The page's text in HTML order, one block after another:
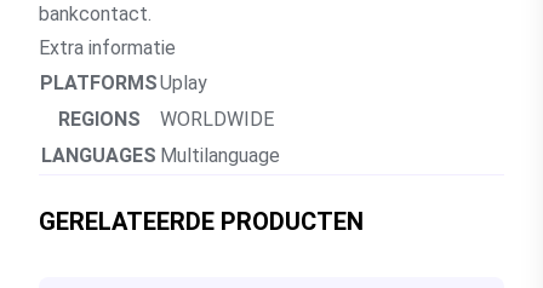
bankcontact.
Extra informatie
PLATFORMSUplay
REGIONS
WORLDWIDE
LANGUAGES Multilanguage
GERELATEERDE PRODUCTEN